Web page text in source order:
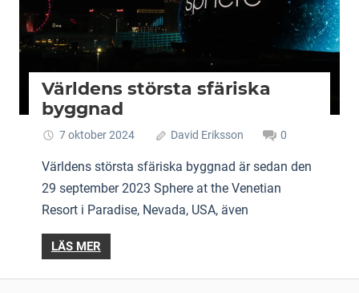
Världens största sfäriska
byggnad
7 oktober 2024 David Eriksson 0
Världens största sfäriska byggnad är sedan den
29 september 2023 Sphere at the Venetian
Resort i Paradise, Nevada, USA, även
LÄS MER